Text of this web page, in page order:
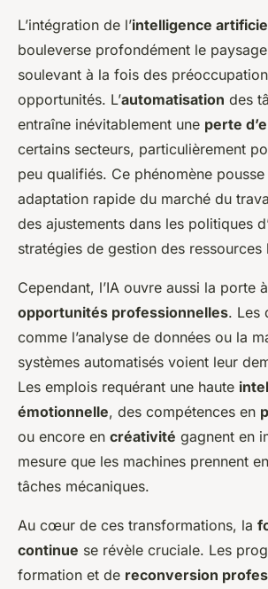
L’intégration de l’intelligence
bouleverse profondément le
soulevant à la fois des
opportunités. L’automatisation des
entraîne inévitablement une perte
certains secteurs, particulièrement
peu qualifiés. Ce phénomène pousse
adaptation rapide du marché du
des ajustements dans les politiques
stratégies de gestion des ressources
Cependant, l’IA ouvre aussi la porte
opportunités professionnelles. Les
comme l’analyse de données ou la
systèmes automatisés voient leur
Les emplois requérant une haute
émotionnelle, des compétences en
ou encore en créativité gagnent en
mesure que les machines prennent
tâches mécaniques.
Au cœur de ces transformations, la
continue se révèle cruciale. Les
formation et de reconversion